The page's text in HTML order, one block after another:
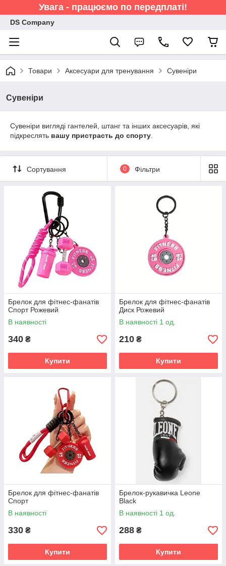
Увага - працюємо по передплаті!
DS Company
Товари Аксесуари для тренування Сувеніри
Сувеніри
Сувеніри вигляді гантелей, штанг та інших аксесуарів, які
підкреслять вашу пристрасть до спорту
Сортування 0 Фільтри
Брелок для фітнес-фанатів
Спорт Рожевий
В наявності
340 ₴
Купити
Брелок для фітнес-фанатів
Диск Рожевий
В наявності 1 од.
210 ₴
Купити
Брелок для фітнес-фанатів
Спорт
В наявності
330 ₴
Купити
Брелок-рукавичка Leone
Black
В наявності 1 од.
288 ₴
Купити